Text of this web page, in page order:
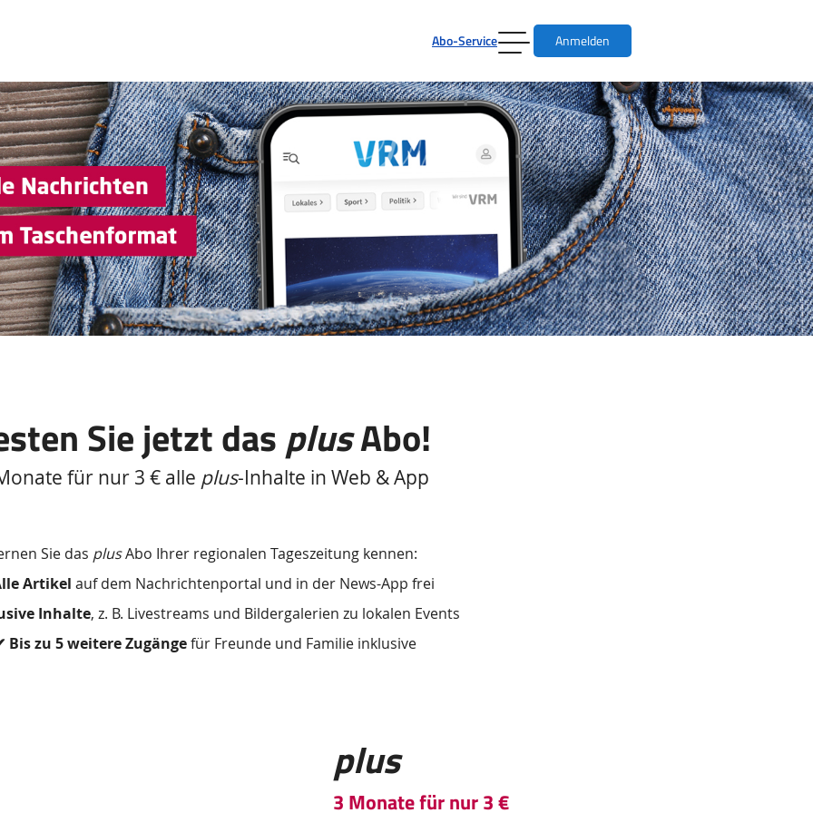
direkt
zu:
Header
Inhalt
Footer
Abo-Service Anmelden
Sie jetzt dasplusAbo!
für nur 3 € alle plus-Inhalte in Web & App
Sie das plusAbo Ihrer regionalen Tageszeitung kennen:
Artikel auf dem Nachrichtenportal und in der News-App frei
Inhalte, z. B. Livestreams und Bildergalerien zu lokalen Events
Bis zu 5 weitere Zugängefür Freunde und Familie inklusive
plus
3 Monate für nur 3 €